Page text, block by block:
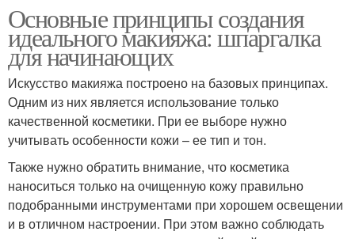
Основные принципы создания
идеального макияжа: шпаргалка
для начинающих
Искусство макияжа построено на базовых принципах.
Одним из них является использование только
качественной косметики. При ее выборе нужно
учитывать особенности кожи – ее тип и тон.
Также нужно обратить внимание, что косметика
наноситься только на очищенную кожу правильно
подобранными инструментами при хорошем освещении
и в отличном настроении. При этом важно соблюдать